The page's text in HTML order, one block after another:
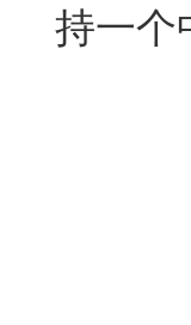
持一个